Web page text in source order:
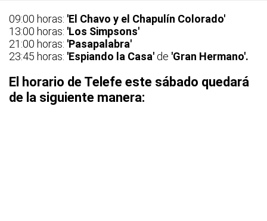
09:00 horas: 'El Chavo y el Chapulín Colorado'
13:00 horas: 'Los Simpsons'
21:00 horas: 'Pasapalabra'
23:45 horas: 'Espiando la Casa' de 'Gran Hermano'.
El horario de Telefe este sábado quedará
de la siguiente manera: